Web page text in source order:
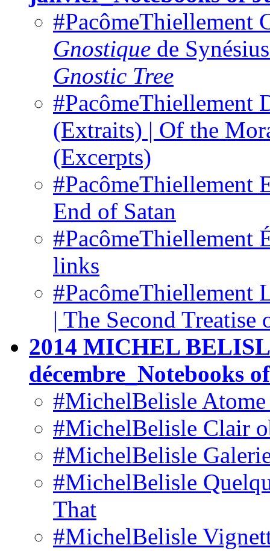
#PacômeThiellement
Gnostique de
Gnostic Tree
#PacômeThiellement
(Extraits) | Of the
(Excerpts)
#PacômeThiellement
End of Satan
#PacômeThiellement
links
#PacômeThiellement
| The Second Treatise
2014 MICHEL
décembre_Notebooks
#MichelBelisle
#MichelBelisle Clair
#MichelBelisle
#MichelBelisle
That
#MichelBelisle